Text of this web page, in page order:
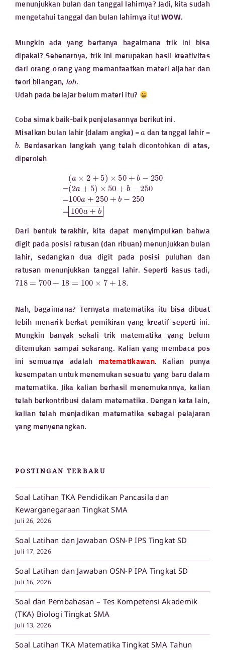
menunjukkan bulan dan tanggal lahirnya? Jadi, kita sudah
mengetahui tanggal dan bulan lahirnya itu! WOW.
Mungkin ada yang bertanya bagaimana trik ini bisa
dipakai? Sebenarnya, trik ini merupakan hasil kreativitas
dari orang-orang yang memanfaatkan materi aljabar dan
teori bilangan, loh.
Udah pada belajar belum materi itu?
Coba simak baik-baik penjelasannya berikut ini.
Misalkan bulan lahir (dalam angka) =
dan tanggal lahir =
b
Berdasarkan langkah yang telah dicontohkan di atas,
diperoleh
2+ 5 )×50 +b − 250 =
b 250 = 100 +250+ −250
Dari bentuk terakhir, kita dapat menyimpulkan bahwa
digit pada posisi ratusan (dan ribuan) menunjukkan bulan
lahir, sedangkan dua digit pada posisi puluhan dan
ratusan menunjukkan tanggal lahir. Seperti kasus tadi,
718 700 + 18= 100×7 18.
Nah, bagaimana? Ternyata matematika itu bisa dibuat
lebih menarik berkat pemikiran yang kreatif seperti ini.
Mungkin banyak sekali trik matematika yang belum
ditemukan sampai sekarang. Kalian yang membaca pos
ini semuanya adalah matematikawan. Kalian punya
kesempatan untuk menemukan sesuatu yang baru dalam
matematika. Jika kalian berhasil menemukannya, kalian
telah berkontribusi dalam matematika. Dengan kata lain,
kalian telah menjadikan matematika sebagai pelajaran
yang menyenangkan.
POSTINGAN TERBARU
Soal Latihan TKA Pendidikan Pancasila dan
Kewarganegaraan Tingkat SMA
Juli 26, 2026
Soal Latihan dan Jawaban OSN-P IPS Tingkat SD
Juli 17, 2026
Soal Latihan dan Jawaban OSN-P IPA Tingkat SD
Juli 16, 2026
Soal dan Pembahasan – Tes Kompetensi Akademik
(TKA) Biologi Tingkat SMA
Juli 13, 2026
Soal Latihan TKA Matematika Tingkat SMA Tahun